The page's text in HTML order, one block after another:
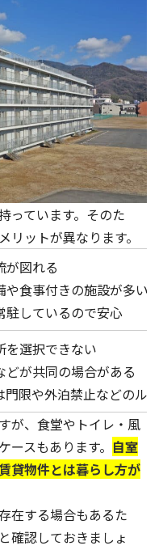
っています。そのた
ットが異なります。
が図れる
や食事付きの施設が多い
駐しているので安心
を選択できない
どが共同の場合がある
門限や外泊禁止などのル
が、食堂やトイレ・風
スもあります。 自室
貸物件とは暮らし方が
在する場合もあるた
確認しておきましょ